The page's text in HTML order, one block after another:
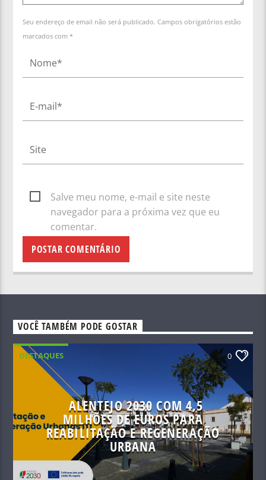
Seu endereço de email não será publicado. Campos obrigatórios estão
marcados com *
Salve meu nome, e-mail e site neste
navegador para a próxima vez que eu
comentar.
VOCÊ TAMBÉM PODE GOSTAR
DESTAQUES 0
ALENTEJO 2030 COM 4,5
MILHÕES DE EUROS PARA
REABILITAÇÃO E REGENERAÇÃO
URBANA